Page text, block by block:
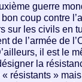
guerre
coup contre
sur les civils en
de l’armée de
il est le
la
résistants »